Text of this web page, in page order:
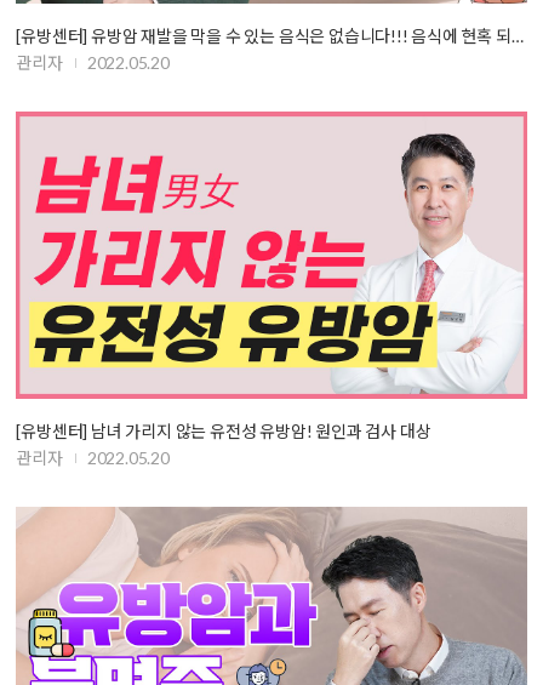
[유방센터] 유방암 재발을 막을 수 있는 음식은 없습니다!!! 음식에 현혹 되…
관리자
2022.05.20
[유방센터] 남녀 가리지 않는 유전성 유방암! 원인과 검사 대상
관리자
2022.05.20